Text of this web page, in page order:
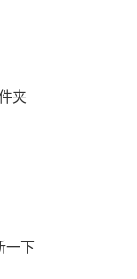
夹
一下